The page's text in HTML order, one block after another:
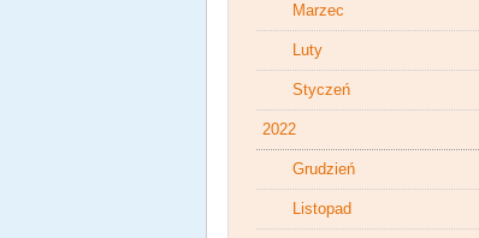
Marzec
Luty
Styczeń
2022
Grudzień
Listopad